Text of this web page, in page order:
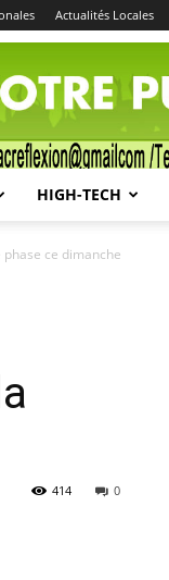
Actualités Locales
HIGH-TECH
phase ce dimanche
0
414